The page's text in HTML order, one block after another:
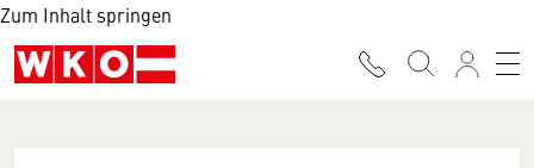
Zum Inhalt springen